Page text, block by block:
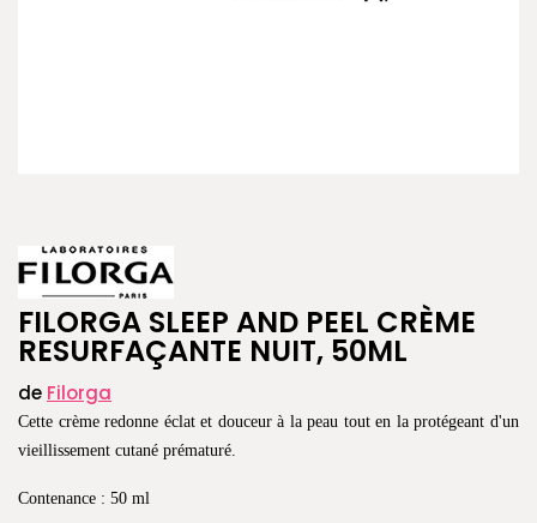
FILORGA SLEEP AND PEEL CRÈME
RESURFAÇANTE NUIT, 50ML
de Filorga
Cette crème redonne éclat et douceur à la peau tout en la protégeant d'un
vieillissement cutané prématuré.
Contenance : 50 ml